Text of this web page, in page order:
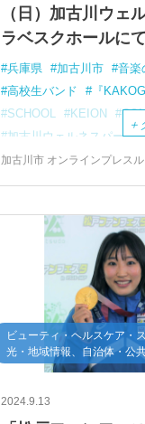
（日）加古川ウェ
ラベスクホールに
兵庫県 加古川市
音楽
高校生バンド
『
SCHOOL
KEION
加古川ウェルネスパーク
ガールズロックバンド
＋
加古川市 オンラインプレス
ビューティ・ヘルスケア・
光・地域情報、自治体・公
2024.9.13